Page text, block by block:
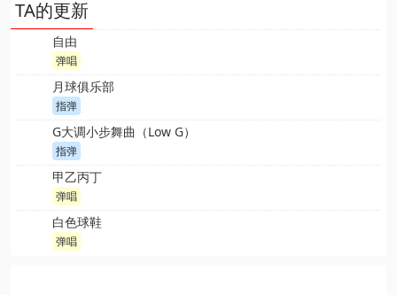
TA的更新
自由
弹唱
月球俱乐部
指弹
G大调小步舞曲（Low G）
指弹
甲乙丙丁
弹唱
白色球鞋
弹唱